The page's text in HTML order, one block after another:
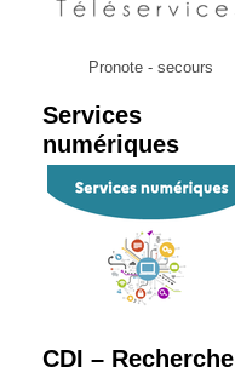
Pronote - secours
Services
numériques
CDI – Recherche